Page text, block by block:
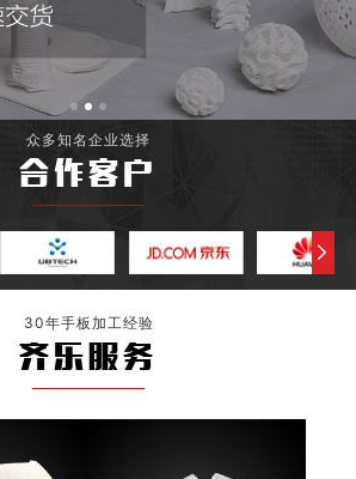
众多知名企业选择
合作客户
30年手板加工经验
齐乐服务